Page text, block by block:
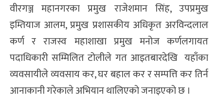
वीरगञ्ज महानगरका प्रमुख राजेशमान सिंह, उपप्रमुख
इम्तियाज आलम, प्रमुख प्रशासकीय अधिकृत अरविन्दलाल
कर्ण र राजस्व महाशाखा प्रमुख मनोज कर्णलगायत
पदाधिकारी सम्मिलित टोलीले गत आइतबारदेखि यहाँका
व्यवसायीले व्यवसाय कर, घर बहाल कर र सम्पत्ति कर तिर्न
आनाकानी गरेकाले अभियान थालिएको जनाइएको छ ।